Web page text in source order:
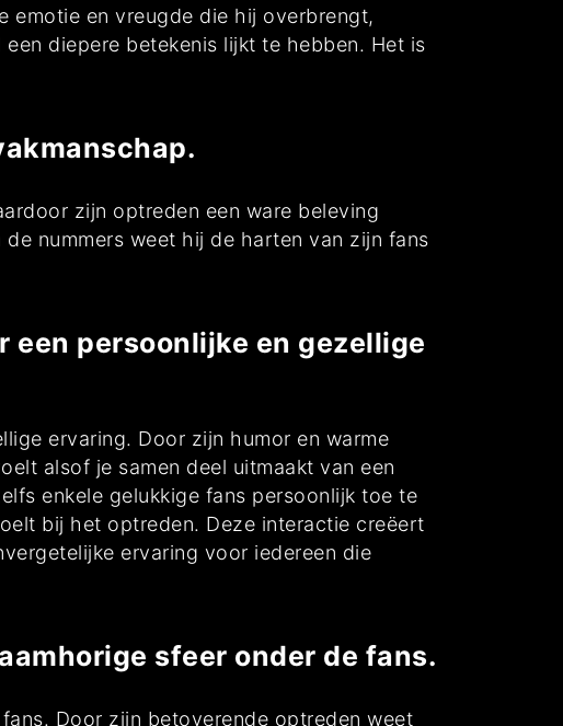
emotie en vreugde die hij overbrengt,
diepere betekenis lijkt te hebben. Het is
zijn optreden een ware beleving
nummers weet hij de harten van zijn fans
een persoonlijke en gezellige
ervaring. Door zijn humor en warme
alsof je samen deel uitmaakt van een
enkele gelukkige fans persoonlijk toe te
bij het optreden. Deze interactie creëert
ervaring voor iedereen die
sfeer onder de fans.
Door zijn betoverende optreden weet